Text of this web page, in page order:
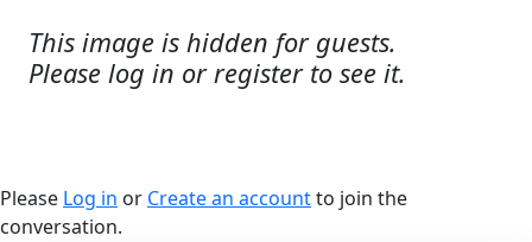
This image is hidden for guests.
Please log in or register to see it.
Please Log in or Create an accountto join the
conversation.